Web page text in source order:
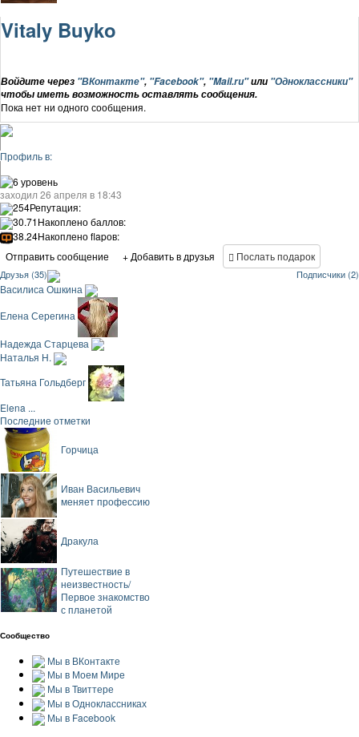
Vitaly Buyko
Войдите через "ВКонтакте", "Facebook", "Mail.ru"или "Одноклассники"
чтобы иметь возможность оставлять сообщения.
Пока нет ни одного сообщения.
Профиль в:
6 уровень
заходил 26 апреля в 18:43
254Репутация:
30.71Накоплено баллов:
38.24Накоплено flapов:
Отправить сообщение
+ Добавить в друзья Послать подарок
Друзья (35) Подписчики (2)
Василиса Ошкина
Елена Серегина
Надежда Старцева
Наталья Н.
Татьяна Гольдберг
Elena ...
Последние отметки
Горчица
Иван Васильевич
меняет профессию
Дракула
Путешествие в
неизвестность/
Первое знакомство
с планетой
Сообщество
Мы в ВКонтакте
Мы в Моем Мире
Мы в Твиттере
Мы в Одноклассниках
Мы в Facebook